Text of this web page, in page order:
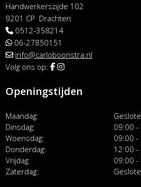
Handwerkerszijde 102
9201 CP Drachten
0512-358214
06-27850151
info@carloboonstra.nl
Volg ons op:
Openingstijden
Maandag
Dinsdag
09:00 -
Woensdag
09:00 -
Donderdag
12:00 -
Vrijdag
09:00 -
Zaterdag